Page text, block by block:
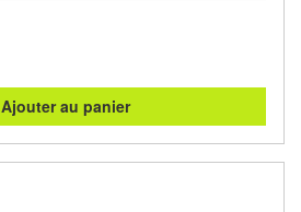
Ajouter au panier